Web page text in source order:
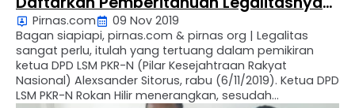
Ke KESBANGPOL
Pirnas.com
09 Nov 2019
Bagan siapiapi, pirnas.com & pirnas org | Legalitas
sangat perlu, itulah yang tertuang dalam pemikiran
ketua DPD LSM PKR-N (Pilar Kesejahtraan Rakyat
Nasional) Alexsander Sitorus, rabu (6/11/2019). Ketua DPD
LSM PKR-N Rokan Hilir menerangkan, sesudah